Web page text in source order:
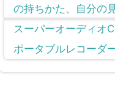
の持ちかた、自分の
スーパーオーディオ
ポータブルレコーダ